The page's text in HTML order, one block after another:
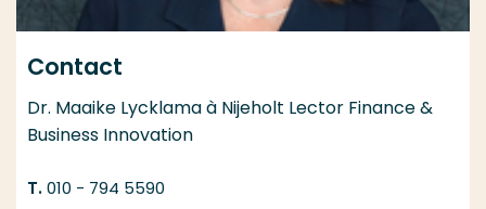
Contact
Dr. Maaike Lycklama à Nijeholt Lector Finance &
Business Innovation
010 - 794 5590